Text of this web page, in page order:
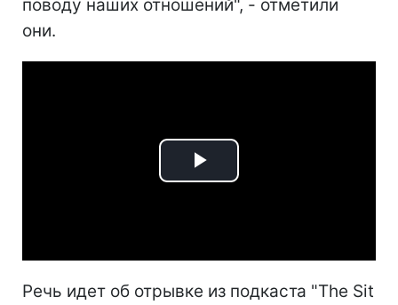
поводу наших отношений", - отметили
они.
Play
Речь идет об отрывке из подкаста "The Sit